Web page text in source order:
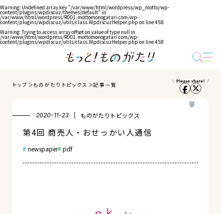
Warning: Undefined array key "/var/www/html/wordpress/wp_motto/wp-
content/plugins/wpdiscuz/themes/default" in
/var/www/html/wordpress/R001.mottomonogatari.com/wp-
content/plugins/wpdiscuz/utils/class.WpdiscuzHelper.php on line458
Warning: Trying to access array offset on value of type null in
/var/www/html/wordpress/R001.mottomonogatari.com/wp-
content/plugins/wpdiscuz/utils/class.WpdiscuzHelper.php on line458
トップ ものがたりトピックス 記事一覧
2020-11-23 ものがたりトピックス
第4回 商売人・おせっかい人通信
newspaper pdf